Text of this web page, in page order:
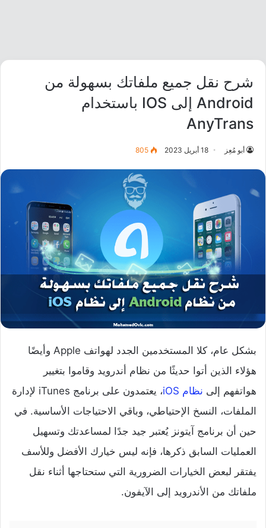
شرح نقل جميع ملفاتك بسهولة من
Android إلى IOS باستخدام
AnyTrans
أبو مُعِز 18 أبريل 2023 805
بشكل عام، كلا المستخدمين الجدد لهواتف Apple وأيضًا
هؤلاء الذين أتوا حديثًا من نظام أندرويد وقاموا بتغيير
هواتفهم إلى نظام iOS
، يعتمدون على برنامج iTunes لإدارة
الملفات، النسخ الإحتياطي، وباقي الاحتياجات الأساسية. في
حين أن برنامج آيتونز يُعتبر جيد جدًا لمساعدتك وتسهيل
العمليات السابق ذكرها، فإنه ليس خيارك الأفضل وللأسف
يفتقر لبعض الخيارات الضرورية التي ستحتاجها أثناء نقل
ملفاتك من الأندرويد إلى الآيفون.